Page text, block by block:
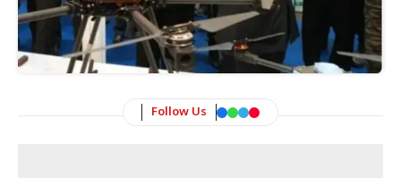
Follow Us